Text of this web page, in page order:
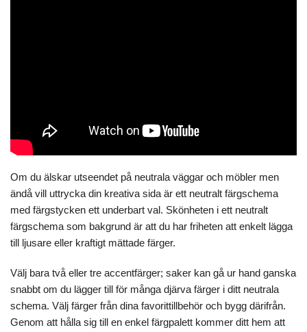
Om du älskar utseendet på neutrala väggar och möbler men
ändå vill uttrycka din kreativa sida är ett neutralt färgschema
med färgstycken ett underbart val. Skönheten i ett neutralt
färgschema som bakgrund är att du har friheten att enkelt lägga
till ljusare eller kraftigt mättade färger.
Välj bara två eller tre accentfärger; saker kan gå ur hand ganska
snabbt om du lägger till för många djärva färger i ditt neutrala
schema. Välj färger från dina favorittillbehör och bygg därifrån.
Genom att hålla sig till en enkel färgpalett kommer ditt hem att